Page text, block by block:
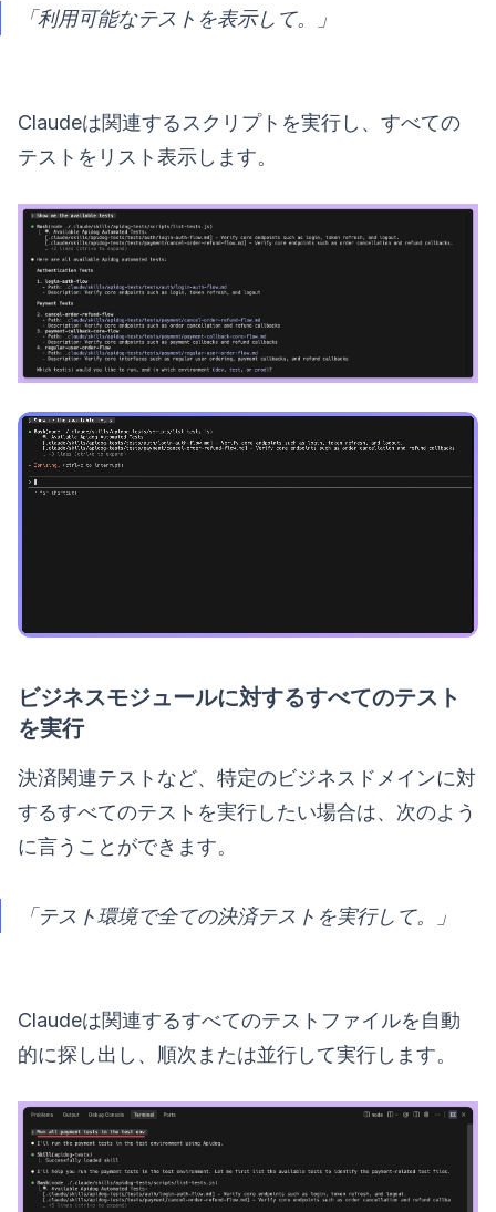
「利用可能なテストを表示して。」
Claudeは関連するスクリプトを実行し、すべての
テストをリスト表示します。
ビジネスモジュールに対するすべてのテスト
を実行
決済関連テストなど、特定のビジネスドメインに対
するすべてのテストを実行したい場合は、次のよう
に言うことができます。
「テスト環境で全ての決済テストを実行して。」
Claudeは関連するすべてのテストファイルを自動
的に探し出し、順次または並行して実行します。